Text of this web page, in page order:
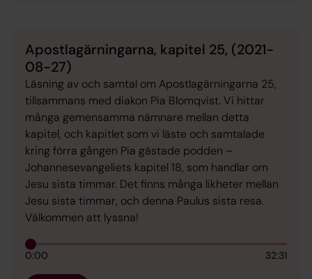
Apostlagärningarna, kapitel 25, (2021-
08-27)
Läsning av och samtal om Apostlagärningarna 25,
tillsammans med diakon Pia Blomqvist. Vi hittar
många gemensamma nämnare mellan detta
kapitel, och kapitlet som vi läste och samtalade
kring förra gången Pia gästade podden –
Johannesevangeliets kapitel 18, som handlar om
Jesu sista timmar. Det finns många likheter mellan
Jesu sista timmar, och denna Paulus sista resa.
Välkommen att lyssna!
0:00 32:31